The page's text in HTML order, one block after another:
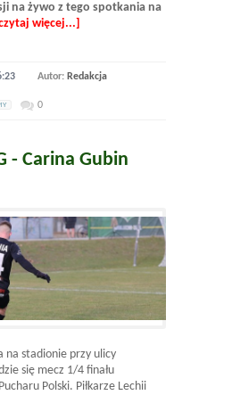
na żywo z tego spotkania na
więcej...]
Autor: Redakcja
0
- Carina Gubin
na stadionie przy ulicy
się mecz 1/4 finału
Polski. Piłkarze Lechii